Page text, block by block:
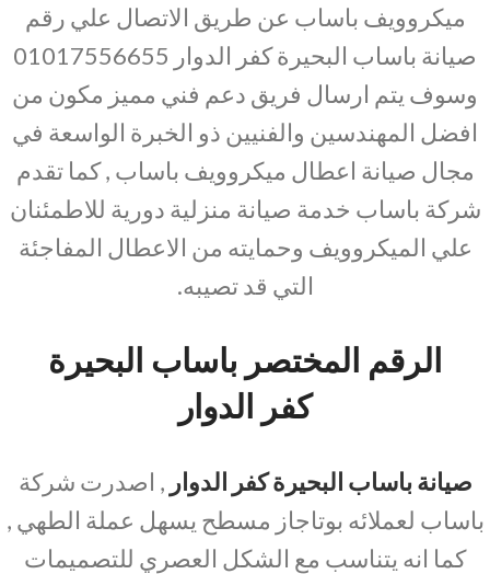
ميكروويف باساب عن طريق الاتصال علي رقم
صيانة باساب البحيرة كفر الدوار 01017556655
وسوف يتم ارسال فريق دعم فني مميز مكون من
افضل المهندسين والفنيين ذو الخبرة الواسعة في
مجال صيانة اعطال ميكروويف باساب , كما تقدم
شركة باساب خدمة صيانة منزلية دورية للاطمئنان
علي الميكروويف وحمايته من الاعطال المفاجئة
التي قد تصيبه.
الرقم المختصر باساب البحيرة
كفر الدوار
صيانة باساب البحيرة كفر الدوار , اصدرت شركة
باساب لعملائه بوتاجاز مسطح يسهل عملة الطهي ,
كما انه يتناسب مع الشكل العصري للتصميمات